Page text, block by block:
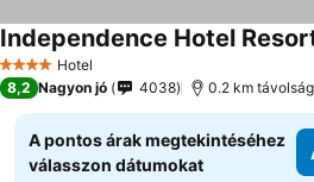
4 KategóriaHotel
Independence Hotel
8,2 Nagyon jó 4038 0.2 km
A pontos árak megtekintéséhez
válasszon dátumokat